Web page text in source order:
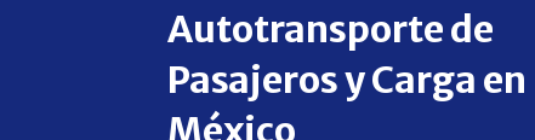
Autotransporte de
Pasajeros y Carga en
México